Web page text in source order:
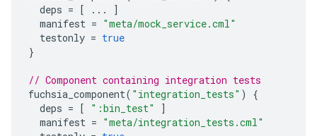
deps = [ ...
]
manifest = "meta/mock_service.cml"
testonly = true
}
// Component containing integration tests
fuchsia_component( "integration_tests" )
{
deps = [ ":bin_test"
]
manifest = "meta/integration_tests.cml"